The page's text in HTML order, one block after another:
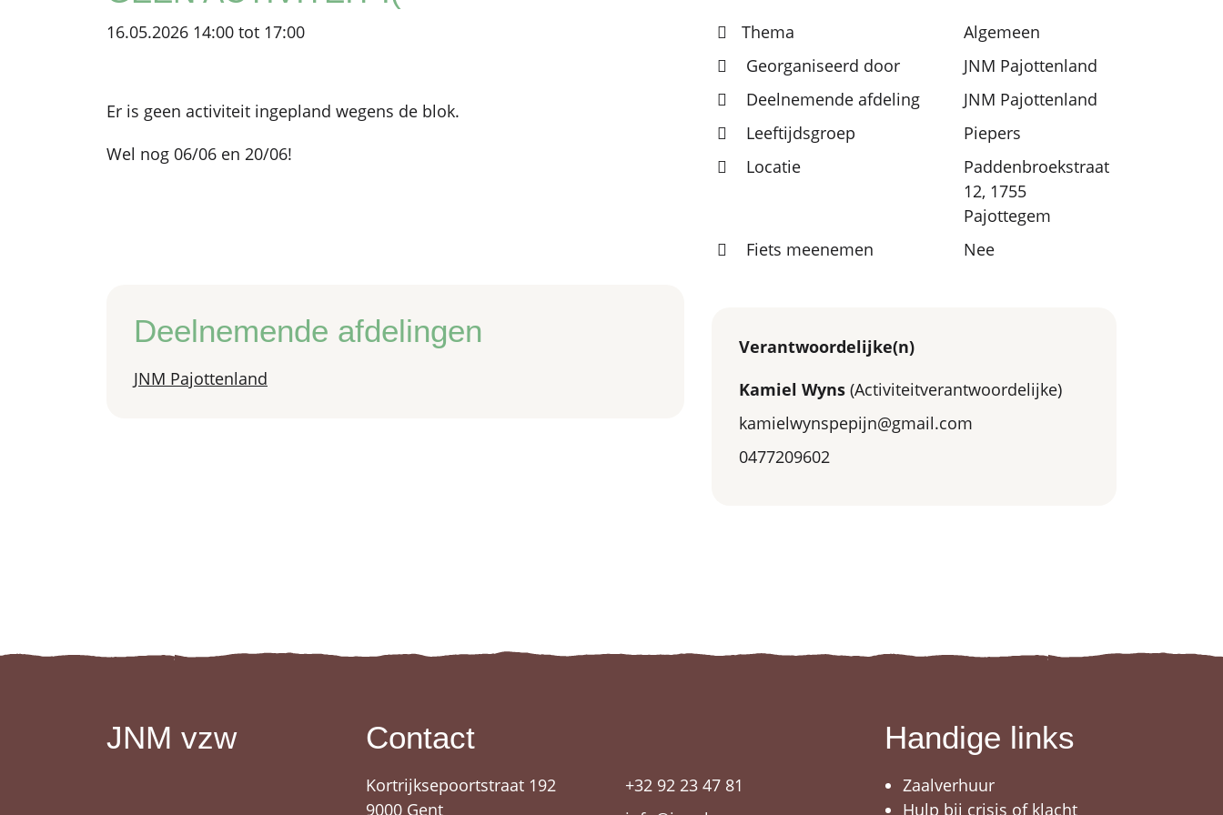
16.05.2026 14:00 tot 17:00
Er is geen activiteit ingepland wegens de blok.
Wel nog 06/06 en 20/06!
Deelnemende afdelingen
JNM Pajottenland
Thema
Algemeen
Georganiseerd door
JNM Pajottenland
Deelnemende afdeling
JNM Pajottenland
Leeftijdsgroep
Piepers
Locatie
Paddenbroekstraat
12, 1755
Pajottegem
Fiets meenemen
Nee
Verantwoordelijke(n)
Kamiel Wyns (Activiteitverantwoordelijke)
kamielwynspepijn@gmail.com
0477209602
JNM vzw Contact
Kortrijksepoortstraat 192
9000 Gent
+32 92 23 47 81
Handige links
Zaalverhuur
Hulp bij crisis of klacht